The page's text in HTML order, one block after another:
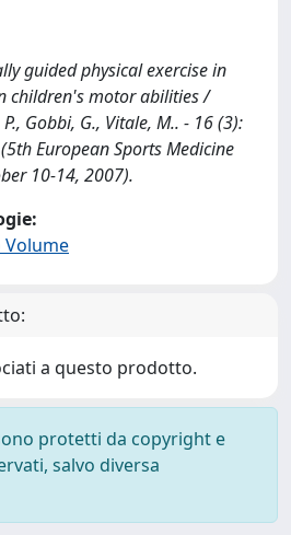
guided physical exercise in
children's motor abilities /
Gobbi, G., Vitale, M.. - 16 (3):
European Sports Medicine
10-14, 2007).
Volume
a questo prodotto.
protetti da copyright e
salvo diversa